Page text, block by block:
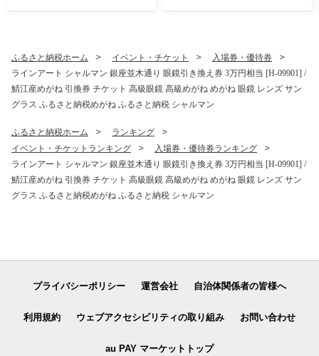
ふるさと納税ホーム イベント・チケット
入場券・優待券
ラインアート シャルマン 銀座並木通り 眼鏡引き換え券 3万円相当 [H-09901] /
鯖江産めがね 引換券 チケット 高級眼鏡 高級めがね めがね 眼鏡 レンズ サン
グラス ふるさと納税めがね ふるさと納税 シャルマン
ふるさと納税ホーム
ランキング
イベント・チケットランキング
入場券・優待券ランキング
ラインアート シャルマン 銀座並木通り 眼鏡引き換え券 3万円相当 [H-09901] /
鯖江産めがね 引換券 チケット 高級眼鏡 高級めがね めがね 眼鏡 レンズ サン
グラス ふるさと納税めがね ふるさと納税 シャルマン
プライバシーポリシー 運営会社 自治体関係者の皆様へ
利用規約 ウェブアクセシビリティの取り組み お問い合わせ
au PAY マーケットトップ